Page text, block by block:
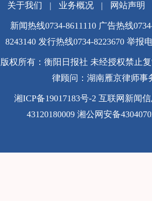
关于我们 | 业务概况| 网站声明
新闻热线0734-8611110 广告热线
8243140 发行热线0734-8223670 举报
版权所有：衡阳日报社 未经授权禁止
律顾问：湖南雁京律师事
湘ICP备19017183号-2 互联网新闻
43120180009 湘公网安备